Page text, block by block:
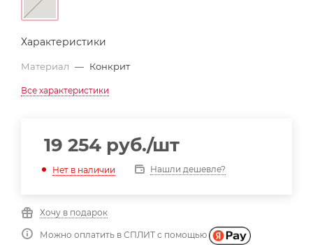
Характеристики
Материал — Конкрит
Все характеристики
19 254 руб./шт
Нет в наличии Нашли дешевле?
Хочу в подарок
Можно оплатить в СПЛИТ с помощью